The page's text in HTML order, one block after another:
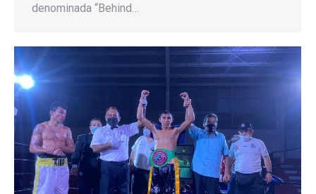
denominada “Behind…